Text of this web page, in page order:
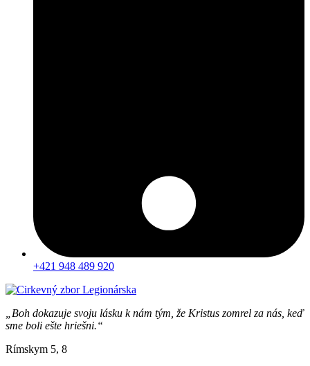
+421 948 489 920
„Boh dokazuje svoju lásku k nám tým, že Kristus zomrel za nás, keď
sme boli ešte hriešni.“
Rímskym 5, 8